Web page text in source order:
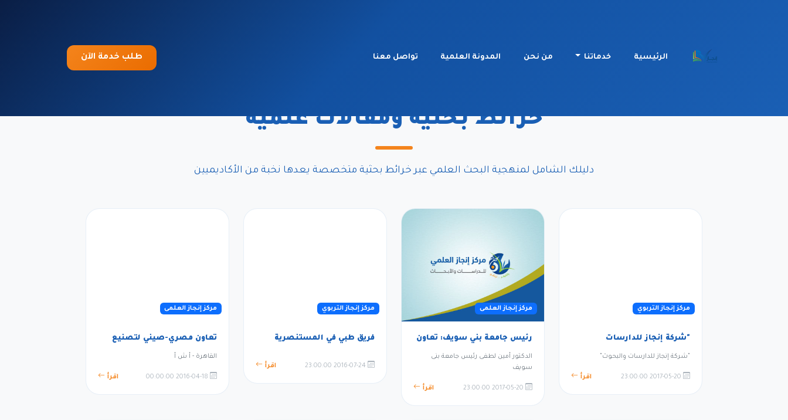
الرئيسية خدماتنا من نحن المدونة العلمية تواصل معنا طلب خدمة الآن
خرائط بحثية ومقالات علمية
دليلك الشامل لمنهجية البحث العلمي عبر خرائط بحثية متخصصة يعدها نخبة من الأكاديميين
مركز إنجاز التربوي
"شركة إنجاز للدارسات
"شركة إنجاز للدارسات والبحوث"
اقرأ
مركز إنجاز العلمى
رئيس جامعة بني سويف: تعاون
الدكتور أمين لطفى رئيس جامعة بنى
سويف
اقرأ
مركز إنجاز التربوي
فريق طبي في المستنصرية
2016-07-24 23:00:00 اقرأ
مركز إنجاز العلمى
تعاون مصري-صيني لتصنيع
القاهرة - أ ش أ
2016-04-18 00:00:00 اقرأ